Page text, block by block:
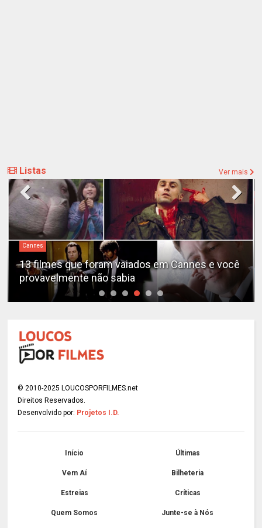
Listas Ver mais
Cannes
13 filmes que foram vaiados em Cannes e você
provavelmente não sabia
© 2010-2025 LOUCOSPORFILMES.net
Direitos Reservados.
Desenvolvido por: Projetos I.D.
Início Últimas
Vem Aí Bilheteria
Estreias Críticas
Quem Somos Junte-se à Nós